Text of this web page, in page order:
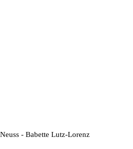
- Babette Lutz-Lorenz